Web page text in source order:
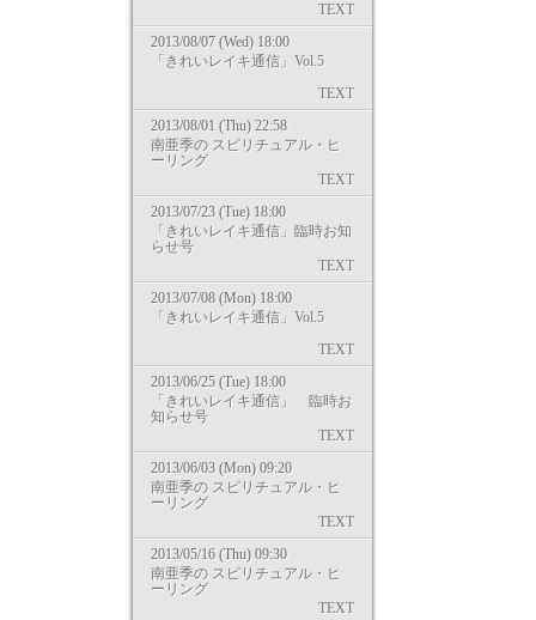
TEXT
2013/08/07 (Wed) 18:00
「きれいレイキ通信」Vol.5
TEXT
2013/08/01 (Thu) 22:58
南亜季の スピリチュアル・ヒ
ーリング
TEXT
2013/07/23 (Tue) 18:00
「きれいレイキ通信」臨時お知
らせ号
TEXT
2013/07/08 (Mon) 18:00
「きれいレイキ通信」Vol.5
TEXT
2013/06/25 (Tue) 18:00
「きれいレイキ通信」 臨時お
知らせ号
TEXT
2013/06/03 (Mon) 09:20
南亜季の スピリチュアル・ヒ
ーリング
TEXT
2013/05/16 (Thu) 09:30
南亜季の スピリチュアル・ヒ
ーリング
TEXT